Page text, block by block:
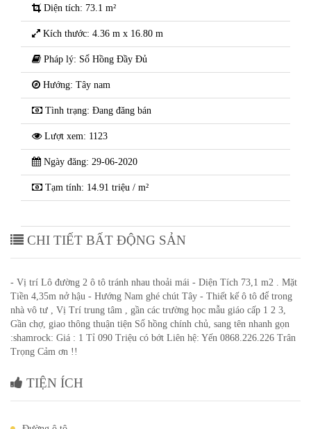
Diện tích: 73.1 m²
Kích thước: 4.36 m x 16.80 m
Pháp lý: Sổ Hồng Đầy Đủ
Hướng: Tây nam
Tình trạng: Đang đăng bán
Lượt xem: 1123
Ngày đăng: 29-06-2020
Tạm tính: 14.91 triệu / m²
CHI TIẾT BẤT ĐỘNG SẢN
- Vị trí Lô đường 2 ô tô tránh nhau thoải mái - Diện Tích 73,1 m2 . Mặt
Tiền 4,35m nở hậu - Hướng Nam ghé chút Tây - Thiết kế ô tô để trong
nhà vô tư , Vị Trí trung tâm , gần các trường học mẫu giáo cấp 1 2 3,
Gần chợ, giao thông thuận tiện Sổ hồng chính chủ, sang tên nhanh gọn
:shamrock: Giá : 1 Tỉ 090 Triệu có bớt Liên hệ: Yến 0868.226.226 Trân
Trọng Cảm ơn !!
TIỆN ÍCH